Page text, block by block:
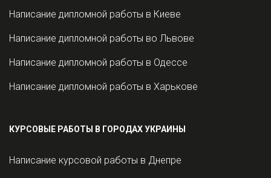
Написание дипломной работы в Киеве
Написание дипломной работы во Львове
Написание дипломной работы в Одессе
Написание дипломной работы в Харькове
КУРСОВЫЕ РАБОТЫ В ГОРОДАХ УКРАИНЫ
Написание курсовой работы в Днепре